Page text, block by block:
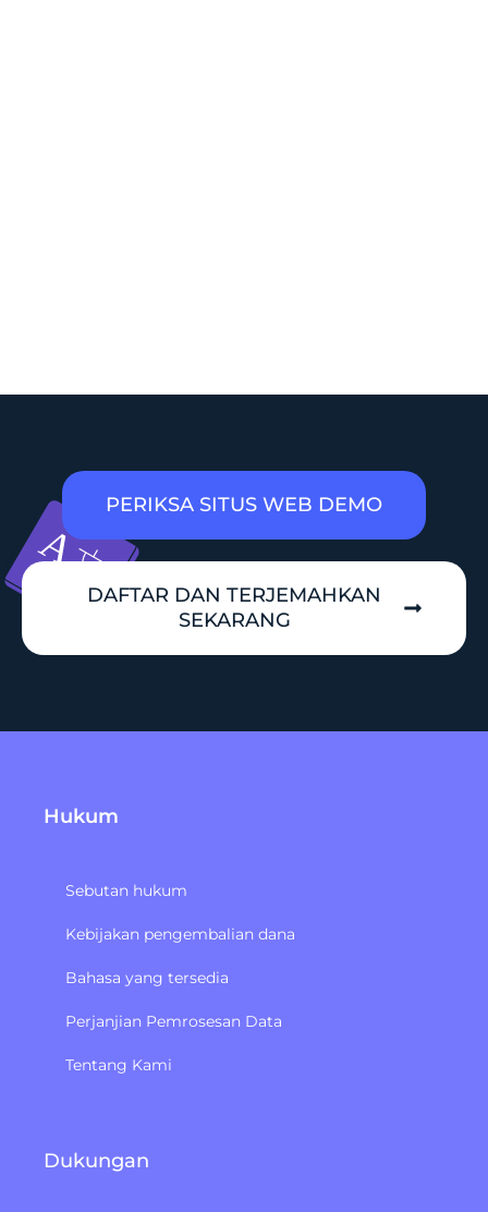
PERIKSA SITUS WEB DEMO
DAFTAR DAN TERJEMAHKAN
SEKARANG
Hukum
Sebutan hukum
Kebijakan pengembalian dana
Bahasa yang tersedia
Perjanjian Pemrosesan Data
Tentang Kami
Dukungan